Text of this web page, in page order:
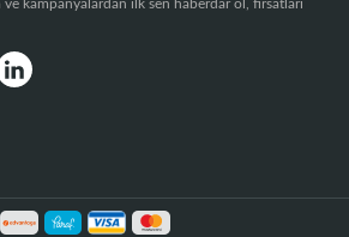
kampanyalardan ilk sen haberdar ol, fırsatları